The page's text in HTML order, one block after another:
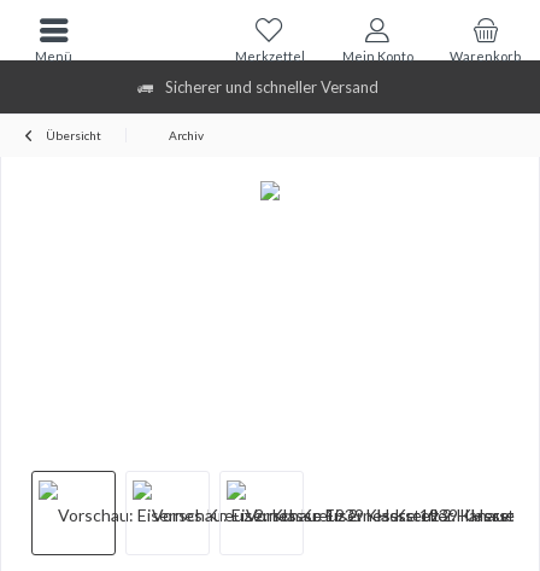
Sicherer und schneller Versand
Warenkorb
Merkzettel Mein Konto
Menü
Übersicht Archiv